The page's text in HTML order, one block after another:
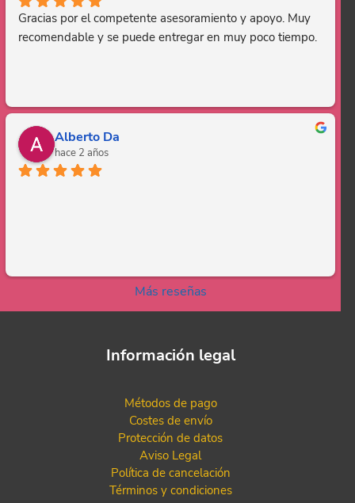
Gracias por el competente asesoramiento y apoyo. Muy
recomendable y se puede entregar en muy poco tiempo.
Alberto Da
hace 2 años
Más reseñas
Información legal
Métodos de pago
Costes de envío
Protección de datos
Aviso Legal
Política de cancelación
Términos y condiciones